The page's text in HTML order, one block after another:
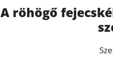
A röhögő